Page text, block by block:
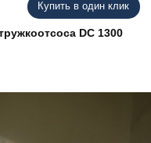
Купить в один клик
DC 1300